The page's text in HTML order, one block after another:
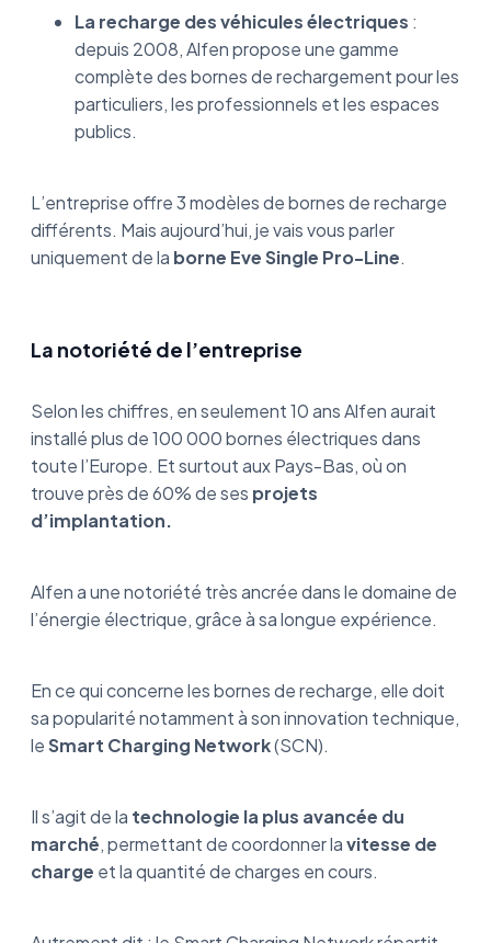
La recharge des véhicules électriques :
depuis 2008, Alfen propose une gamme
complète des bornes de rechargement pour les
particuliers, les professionnels et les espaces
publics.
L’entreprise offre 3 modèles de bornes de recharge
différents. Mais aujourd’hui, je vais vous parler
uniquement de la borne Eve Single Pro-Line.
La notoriété de l’entreprise
Selon les chiffres, en seulement 10 ans Alfen aurait
installé plus de 100 000 bornes électriques dans
toute l’Europe. Et surtout aux Pays-Bas, où on
trouve près de 60% de ses projets
d’implantation.
Alfen a une notoriété très ancrée dans le domaine de
l’énergie électrique, grâce à sa longue expérience.
En ce qui concerne les bornes de recharge, elle doit
sa popularité notamment à son innovation technique,
leSmart Charging Network(SCN).
Il s’agit de la technologie la plus avancée du
marché, permettant de coordonner lavitesse de
charge et la quantité de charges en cours.